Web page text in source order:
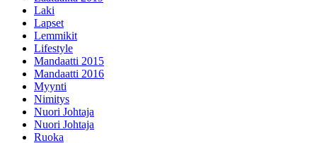
Laki
Lapset
Lemmikit
Lifestyle
Mandaatti 2015
Mandaatti 2016
Myynti
Nimitys
Nuori Johtaja
Nuori Johtaja
Ruoka